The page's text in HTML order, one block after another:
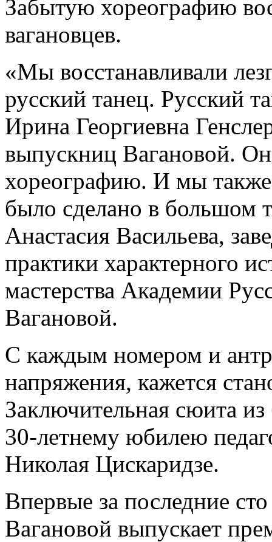
Забытую хореографию
вагановцев.
«Мы восстанавливали
русский танец. Русский
Ирина Георгиевна
выпускниц Вагановой.
хореографию. И мы также
было сделано в большом
Анастасия Васильева,
практики характерного
мастерства Академии
Вагановой.
С каждым номером и
напряжения, кажется
Заключительная сюита
30-летнему юбилею
Николая Цискаридзе.
Впервые за последние
Вагановой выпускает